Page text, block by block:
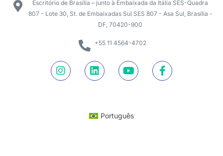
Escritório de Brasília – junto à Embaixada da Itália SES-Quadra
807 - Lote 30, St. de Embaixadas Sul SES 807 - Asa Sul, Brasília -
DF, 70420-900
+55 11 4564-4702
Português